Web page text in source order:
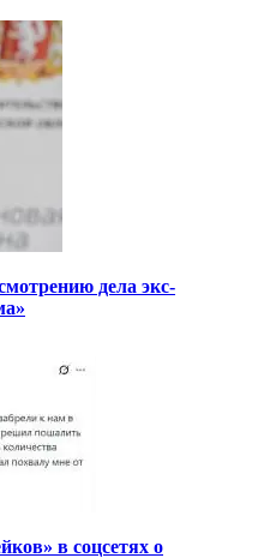
дела экс-
в соцсетях о